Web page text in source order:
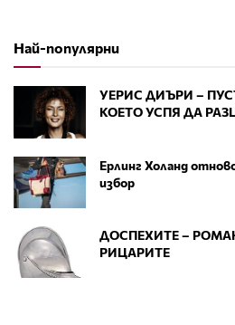
Най-популярни
УЕРИС ДИЪРИ –
КОЕТО УСПЯ ДА
Ерлинг Холанд
избор
ДОСПЕХИТЕ –
РИЦАРИТЕ